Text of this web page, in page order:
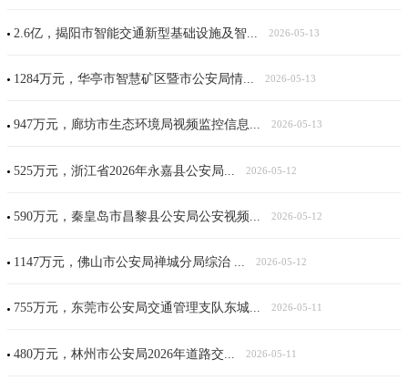
2.6亿，揭阳市智能交通新型基础设施及智... 2026-05-13
1284万元，华亭市智慧矿区暨市公安局情... 2026-05-13
947万元，廊坊市生态环境局视频监控信息... 2026-05-13
525万元，浙江省2026年永嘉县公安局... 2026-05-12
590万元，秦皇岛市昌黎县公安局公安视频... 2026-05-12
1147万元，佛山市公安局禅城分局综治 ... 2026-05-12
755万元，东莞市公安局交通管理支队东城... 2026-05-11
480万元，林州市公安局2026年道路交... 2026-05-11